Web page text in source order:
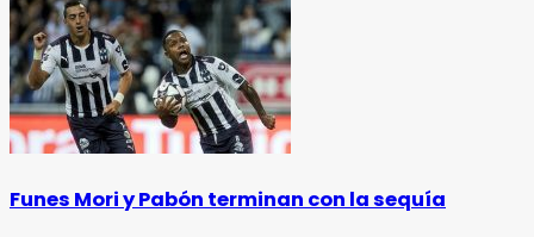
Funes Mori y Pabón terminan con la sequía